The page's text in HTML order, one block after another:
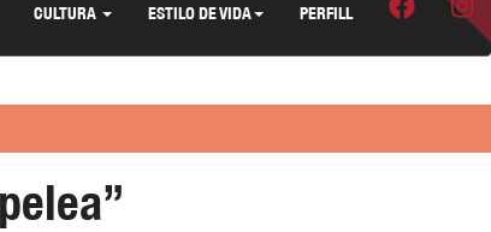
CULTURA ESTILO DE VIDA PERFILL